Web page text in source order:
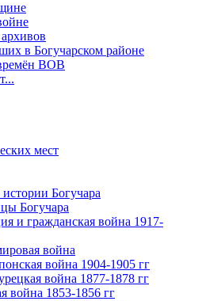
в Богучарском районе
ВОВ
мест
Богучара
Богучара
и гражданская война 1917-
война
война 1904-1905 гг
война 1877-1878 гг
война 1853-1856 гг